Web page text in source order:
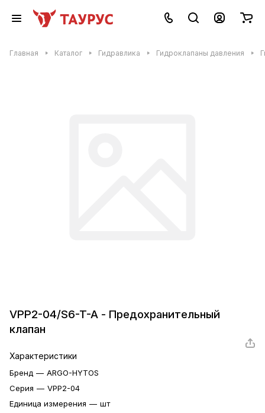
Главная Каталог Гидравлика Гидроклапаны давления
VPP2-04/S6-T-A - Предохранительный
клапан
Характеристики
Бренд — ARGO-HYTOS
Серия — VPP2-04
Единица измерения — шт